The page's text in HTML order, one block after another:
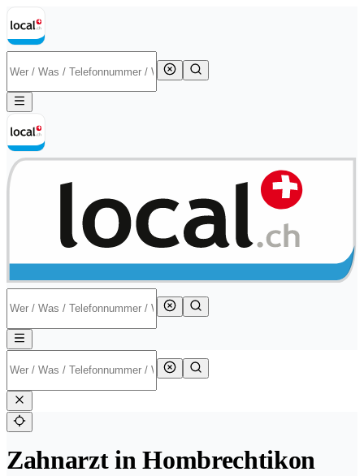
Zahnarzt in Hombrechtikon